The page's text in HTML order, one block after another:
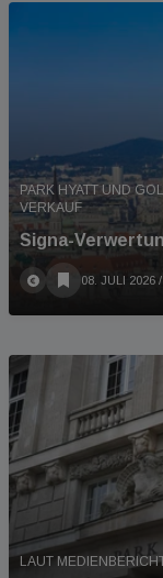
PARK HYATT UND
VERKAUF
Signa-
08. JULI 2026
LAUT